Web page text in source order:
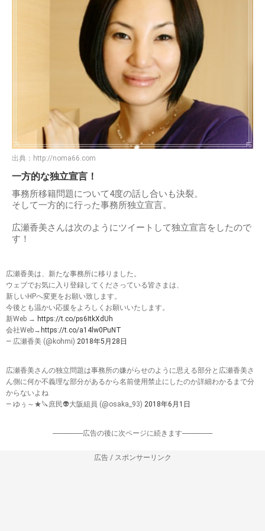
出典： http://noma66.com
一方的な独立宣言！
事務所移籍問題について4度の話し合いも決裂。
そして一方的に行った事務所独立宣言。
広瀬香美さんは次のようにツイートして独立宣言をしたので
す！
広瀬香美は、新たな事務所に移りました。
ウェブでお気に入り登録してくださっている皆さまは、
新しいHPへ変更をお願い致します。
今後とも温かい応援をよろしくお願いいたします。
新Web → https://t.co/ps6ItkXdUh
会社Web→ https://t.co/a14lw0PuNT
— 広瀬香美 (@kohmi) 2018年5月28日
広瀬香美さんの独立問題は事務所の嫌がらせのように思える部分と広瀬香美さ
ん側に何か不義理な部分があるから名前使用禁止にしたのか詳細わかるまで分
からないよね
— ゆぅ～★🔪庶民👽大阪組員 (@osaka_93) 2018年6月1日
-----------------広告の後に次ページに続きます-----------------
広告 / スポンサーリンク